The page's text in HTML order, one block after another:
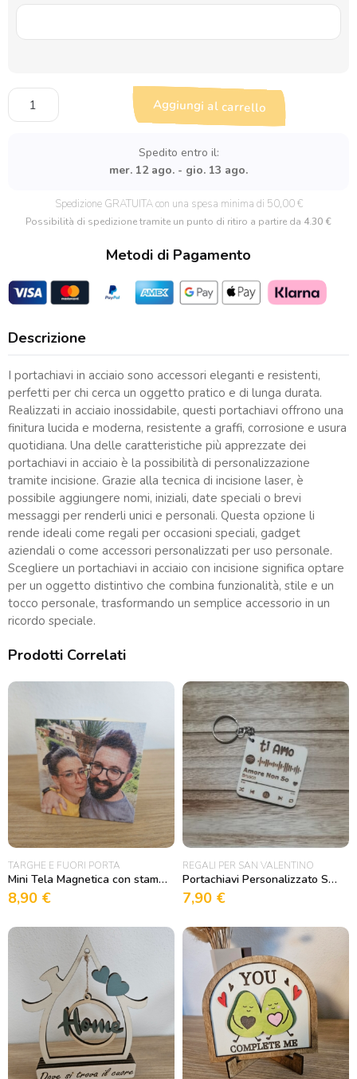
Portachiavi
in
Aggiungi al carrello
Spedito entro il:
mer. 12 ago. - gio. 13 ago.
Spedizione GRATUITA con una spesa minima di 50,00 €
Possibilità di spedizione tramite un punto di ritiro a partire da 4.30 €
Metodi di Pagamento
Descrizione
I portachiavi in acciaio sono accessori eleganti e resistenti,
perfetti per chi cerca un oggetto pratico e di lunga durata.
Realizzati in acciaio inossidabile, questi portachiavi offrono una
finitura lucida e moderna, resistente a graffi, corrosione e usura
quotidiana. Una delle caratteristiche più apprezzate dei
portachiavi in acciaio è la possibilità di personalizzazione
tramite incisione. Grazie alla tecnica di incisione laser, è
possibile aggiungere nomi, iniziali, date speciali o brevi
messaggi per renderli unici e personali. Questa opzione li
rende ideali come regali per occasioni speciali, gadget
aziendali o come accessori personalizzati per uso personale.
Scegliere un portachiavi in acciaio con incisione significa optare
per un oggetto distintivo che combina funzionalità, stile e un
tocco personale, trasformando un semplice accessorio in un
ricordo speciale.
Prodotti Correlati
TARGHE E FUORI PORTA
Mini Tela Magnetica con stampa fotografica personalizzata
8,90 €
REGALI PER SAN VALENTINO
Portachiavi Personalizzato Spotify in Legno
7,90 €